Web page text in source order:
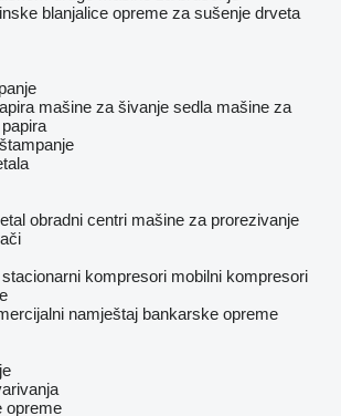
blanjalice opreme za sušenje drveta
mašine za šivanje sedla mašine za
obradni centri mašine za prorezivanje
stacionarni kompresori mobilni kompresori
namještaj bankarske opreme
opreme